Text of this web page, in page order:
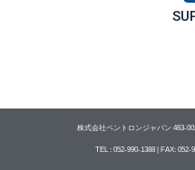
株式会社ペントロンジャパン 463-
TEL : 052-990-1388 | FAX: 052-